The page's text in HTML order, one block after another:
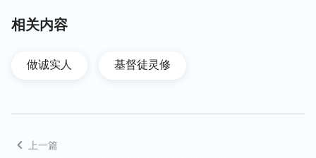
神。你们有没有这样的感觉、这样的存心哪？有时是
神，这是没有理智，说明人什么？对神没有认识呀，
什么事都得寻求摸神的心意，把你的比较正当的、合
相关内容
做诚实人 基督徒灵修
上一篇